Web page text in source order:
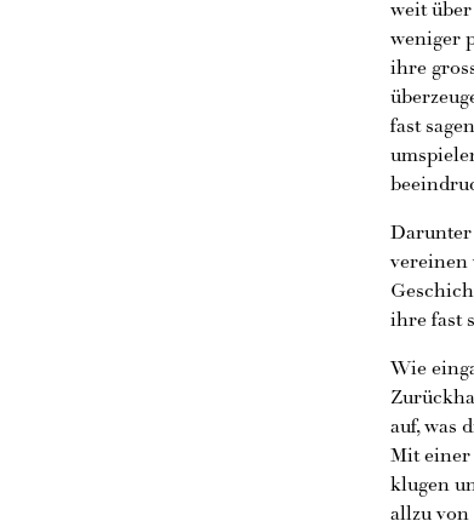
weit
weniger
ihre
fast
Darunter
vereinen
ihre fast
Wie
auf, was
Mit einer
klugen
allzu von